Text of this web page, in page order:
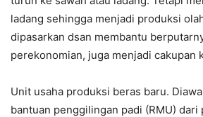
ladang sehingga menjadi produksi
dipasarkan dsan membantu
perekonomian, juga menjadi cakupan
Unit usaha produksi beras baru.
bantuan penggilingan padi (RMU) dari